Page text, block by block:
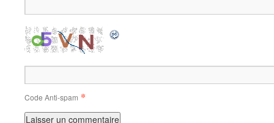
Code Anti-spam *